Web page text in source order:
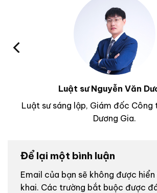
Luật sư Nguyễn Văn
Luật sư sáng lập, Giám đốc Công
Dương Gia.
Để lại một bình luận
Email của bạn sẽ không được
khai. Các trường bắt buộc được